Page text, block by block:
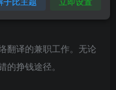
翻译的兼职工作。无论
的挣钱途径。